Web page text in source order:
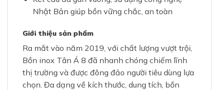
Nhật Bản giúp bồn vững chắc, an toàn
Giới thiệu sản phẩm
Ra mắt vào năm 2019, với chất lượng vượt trội,
Bồn inox Tân Á 8 đã nhanh chóng chiếm lĩnh
thị trường và được đông đảo người tiêu dùng lựa
chọn. Đa dạng về kích thước, dung tích, bồn